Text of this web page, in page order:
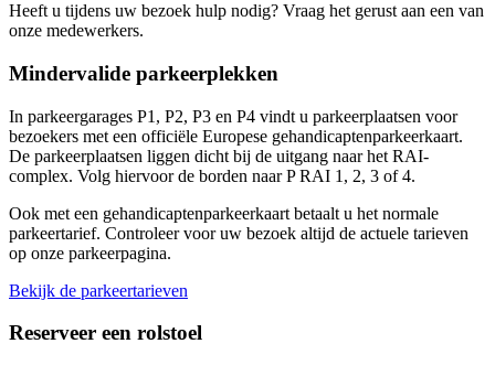
Heeft u tijdens uw bezoek hulp nodig? Vraag het gerust aan een van
onze medewerkers.
Mindervalide parkeerplekken
In parkeergarages P1, P2, P3 en P4 vindt u parkeerplaatsen voor
bezoekers met een officiële Europese gehandicaptenparkeerkaart.
De parkeerplaatsen liggen dicht bij de uitgang naar het RAI-
complex. Volg hiervoor de borden naar P RAI 1, 2, 3 of 4.
Ook met een gehandicaptenparkeerkaart betaalt u het normale
parkeertarief. Controleer voor uw bezoek altijd de actuele tarieven
op onze parkeerpagina.
Bekijk de parkeertarieven
Reserveer een rolstoel